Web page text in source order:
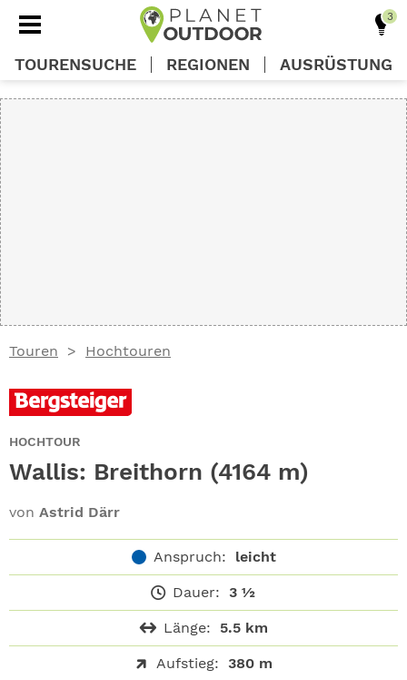
Touren Hochtouren
HOCHTOUR
Wallis: Breithorn (4164 m)
von Astrid Därr
Anspruch: leicht
Dauer: 3 ½
Länge: 5.5 km
Aufstieg: 380 m
TOURENSUCHE REGIONEN AUSRÜSTUNG
ABO
GEWINNEN
NEWSLETTER
SHOP